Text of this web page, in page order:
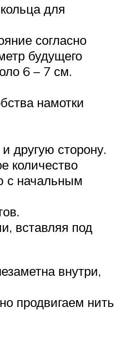
для
согласно
будущего
6 – 7 см.
намотки
другую сторону.
количество
с начальным
вставляя под
внутри,
продвигаем нить